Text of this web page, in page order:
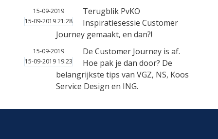
15-09-2019
15-09-2019 21:28
Terugblik PvKO
Inspiratiesessie Customer
Journey gemaakt, en dan?!
15-09-2019
15-09-2019 19:23
De Customer Journey is af.
Hoe pak je dan door? De
belangrijkste tips van VGZ, NS, Koos
Service Design en ING.